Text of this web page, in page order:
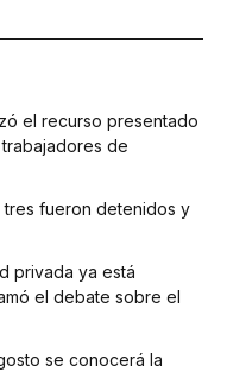
el recurso presentado
de
tres fueron detenidos y
privada ya está
el debate sobre el
se conocerá la